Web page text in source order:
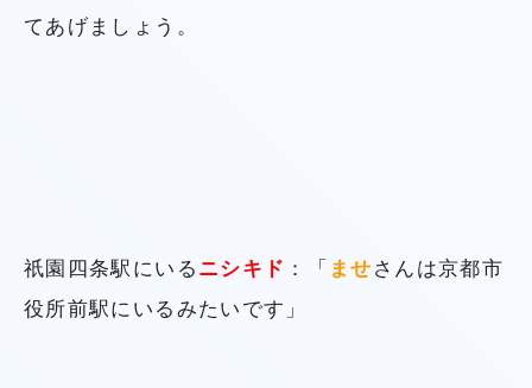
てあげましょう。
祇園四条駅にいる ニシキド ：「 ませ さんは京都市
役所前駅にいるみたいです」